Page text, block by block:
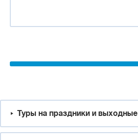
Туры на праздники и выходные